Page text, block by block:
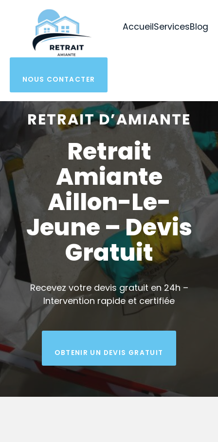
AccueilServicesBlog
NOUS CONTACTER
RETRAIT D’AMIANTE
Retrait
Amiante
Aillon-Le-
Jeune – Devis
Gratuit
Recevez votre devis gratuit en 24h –
Intervention rapide et certifiée
OBTENIR UN DEVIS GRATUIT